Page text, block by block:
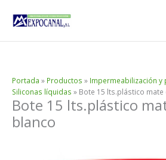
Portada » Productos » Impermeabilización y
Siliconas líquidas » Bote 15 lts.plástico mate
Bote 15 lts.plástico
blanco